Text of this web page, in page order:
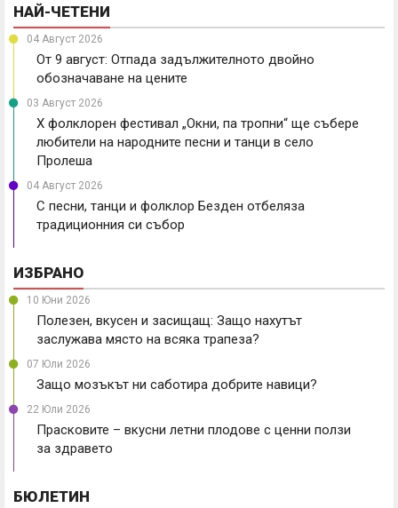
НАЙ-ЧЕТЕНИ
04 Август 2026
От 9 август: Отпада задължителното двойно
обозначаване на цените
03 Август 2026
X фолклорен фестивал „Окни, па тропни“ ще събере
любители на народните песни и танци в село
Пролеша
04 Август 2026
С песни, танци и фолклор Безден отбеляза
традиционния си събор
ИЗБРАНО
10 Юни 2026
Полезен, вкусен и засищащ: Защо нахутът
заслужава място на всяка трапеза?
07 Юли 2026
Защо мозъкът ни саботира добрите навици?
22 Юли 2026
Прасковите – вкусни летни плодове с ценни ползи
за здравето
БЮЛЕТИН